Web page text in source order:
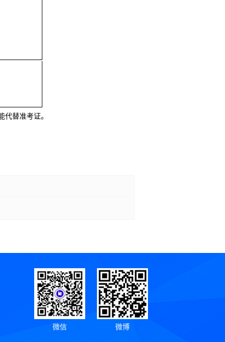
替准考证。
微信 微博